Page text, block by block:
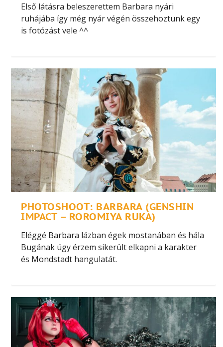
Első látásra beleszerettem Barbara nyári
ruhájába így még nyár végén összehoztunk egy
is fotózást vele ^^
PHOTOSHOOT: BARBARA (GENSHIN
IMPACT – ROROMIYA RUKA)
Eléggé Barbara lázban égek mostanában és hála
Bugának úgy érzem sikerült elkapni a karakter
és Mondstadt hangulatát.